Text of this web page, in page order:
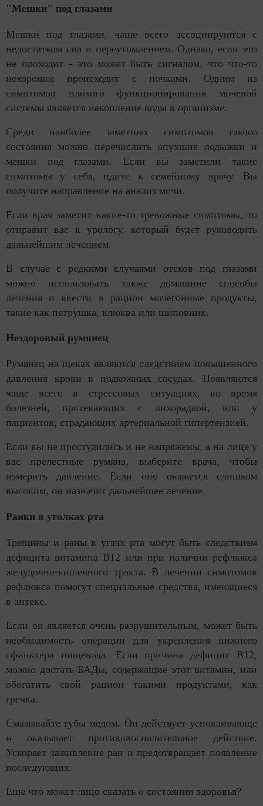
"Мешки" под глазами
Мешки под глазами, чаще всего ассоциируются с
недостатком сна и переутомлением. Однако, если это
не проходит - это может быть сигналом, что что-то
нехорошее происходит с почками. Одним из
симптомов плохого функционирования мочевой
системы является накопление воды в организме.
Среди наиболее заметных симптомов такого
состояния можно перечислить опухшие лодыжки и
мешки под глазами. Если вы заметили такие
симптомы у себя, идите к семейному врачу. Вы
получите направление на анализ мочи.
Если врач заметит какие-то тревожные симптомы, то
отправит вас к урологу, который будет руководить
дальнейшим лечением.
В случае с редкими случаями отеков под глазами
можно использовать также домашние способы
лечения и ввести в рацион мочегонные продукты,
такие как петрушка, клюква или шиповник.
Нездоровый румянец
Румянец на щеках являются следствием повышенного
давления крови в подкожных сосудах. Появляются
чаще всего в стрессовых ситуациях, во время
болезней, протекающих с лихорадкой, или у
пациентов, страдающих артериальной гипертензией.
Если вы не простудились и не напряжены, а на лице у
вас прелестные румяна, выберите врача, чтобы
измерить давление. Если оно окажется слишком
высоким, он назначит дальнейшее лечение.
Ранки в уголках рта
Трещины и раны в углах рта могут быть следствием
дефицита витамина В12 или при наличии рефлюкса
желудочно-кишечного тракта. В лечении симптомов
рефлюкса помогут специальные средства, имеющиеся
в аптеке.
Если он является очень разрушительным, может быть
необходимость операции для укрепления нижнего
сфинктера пищевода. Если причина дефицит В12,
можно достать БАДы, содержащие этот витамин, или
обогатить свой рацион такими продуктами, как
гречка.
Смазывайте губы медом. Он действует успокаивающе
и оказывает противовоспалительное действие.
Ускоряет заживление ран и предотвращает появление
последующих.
Еще что может лицо сказать о состоянии здоровья?